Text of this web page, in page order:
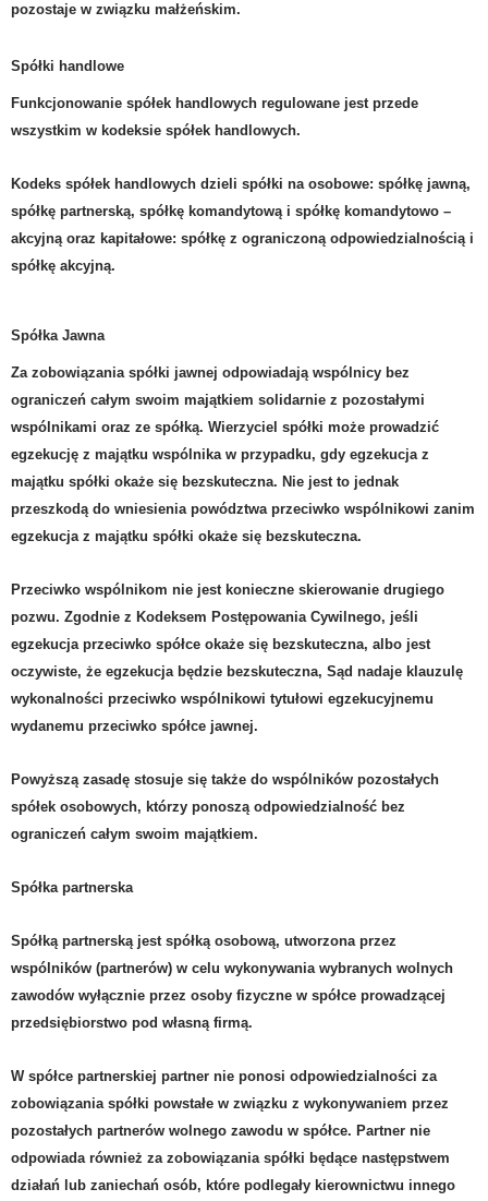
pozostaje w związku małżeńskim.
Spółki handlowe
Funkcjonowanie spółek handlowych regulowane jest przede
wszystkim w kodeksie spółek handlowych.
Kodeks spółek handlowych dzieli spółki na osobowe: spółkę jawną,
spółkę partnerską, spółkę komandytowąi spółkę komandytowo –
akcyjnąoraz kapitałowe: spółkę z ograniczoną odpowiedzialnościąi
spółkę akcyjną.
Spółka Jawna
Za zobowiązania spółki jawnej odpowiadają wspólnicy bez
ograniczeń całym swoim majątkiem solidarnie z pozostałymi
wspólnikami oraz ze spółką. Wierzyciel spółki może prowadzić
egzekucję z majątku wspólnika w przypadku, gdy egzekucja z
majątku spółki okaże się bezskuteczna. Nie jest to jednak
przeszkodą do wniesienia powództwa przeciwko wspólnikowi zanim
egzekucja z majątku spółki okaże się bezskuteczna.
Przeciwko wspólnikom nie jest konieczne skierowanie drugiego
pozwu. Zgodnie z Kodeksem Postępowania Cywilnego, jeśli
egzekucja przeciwko spółce okaże się bezskuteczna, albo jest
oczywiste, że egzekucja będzie bezskuteczna, Sąd nadaje klauzulę
wykonalności przeciwko wspólnikowi tytułowi egzekucyjnemu
wydanemu przeciwko spółce jawnej.
Powyższą zasadę stosuje się także do wspólników pozostałych
spółek osobowych, którzy ponoszą odpowiedzialność bez
ograniczeń całym swoim majątkiem.
Spółka partnerska
Spółką partnerską jest spółką osobową, utworzona przez
wspólników (partnerów) w celu wykonywania wybranych wolnych
zawodów wyłącznie przez osoby fizyczne w spółce prowadzącej
przedsiębiorstwo pod własną firmą.
W spółce partnerskiej partner nie ponosi odpowiedzialności za
zobowiązania spółki powstałe w związku z wykonywaniem przez
pozostałych partnerów wolnego zawodu w spółce. Partner nie
odpowiada również za zobowiązania spółki będące następstwem
działań lub zaniechań osób, które podlegały kierownictwu innego